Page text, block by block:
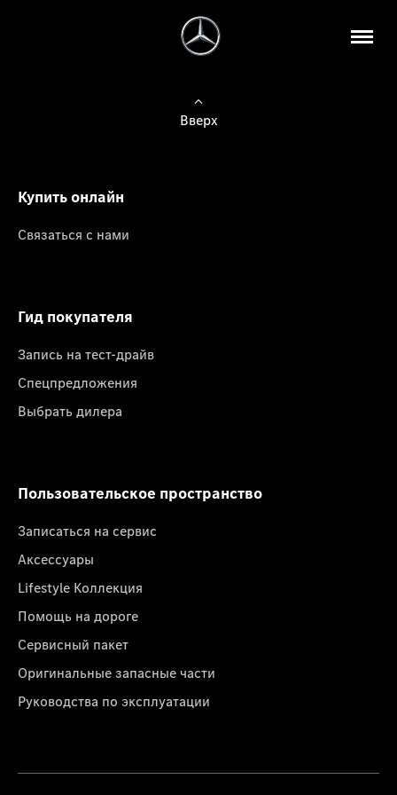
Вверх
Купить онлайн
Связаться с нами
Гид покупателя
Запись на тест-драйв
Спецпредложения
Выбрать дилера
Пользовательское пространство
Записаться на сервис
Аксессуары
Lifestyle Коллекция
Помощь на дороге
Сервисный пакет
Оригинальные запасные части
Руководства по эксплуатации